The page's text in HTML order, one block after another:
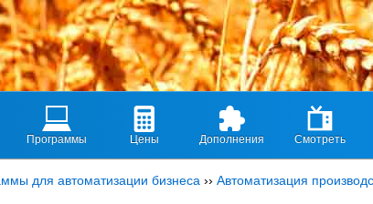
Программы Цены Дополнения Смотреть
для автоматизации бизнеса ›› Автоматизация